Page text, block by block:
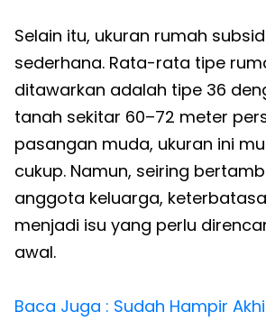
Selain itu, ukuran rumah
sederhana. Rata-rata tipe
ditawarkan adalah tipe 36
tanah sekitar 60–72 meter
pasangan muda, ukuran ini
cukup. Namun, seiring
anggota keluarga,
menjadi isu yang perlu
awal.
Baca Juga : Sudah Hampir